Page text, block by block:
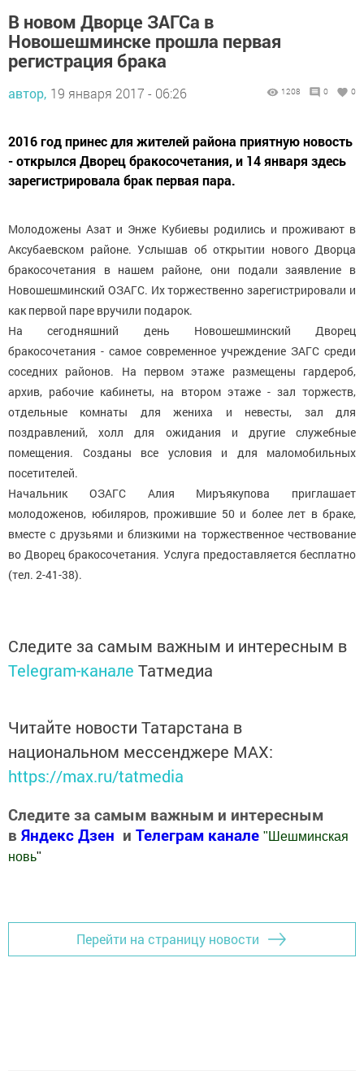
В новом Дворце ЗАГСа в
Новошешминске прошла первая
регистрация брака
автор, 19 января 2017 - 06:26 1208 0 0
2016 год принес для жителей района приятную новость
- открылся Дворец бракосочетания, и 14 января здесь
зарегистрировала брак первая пара.
Молодожены Азат и Энже Кубиевы родились и проживают в
Аксубаевском районе. Услышав об открытии нового Дворца
бракосочетания в нашем районе, они подали заявление в
Новошешминский ОЗАГС. Их торжественно зарегистрировали и
как первой паре вручили подарок.
На сегодняшний день Новошешминский Дворец
бракосочетания - самое современное учреждение ЗАГС среди
соседних районов. На первом этаже размещены гардероб,
архив, рабочие кабинеты, на втором этаже - зал торжеств,
отдельные комнаты для жениха и невесты, зал для
поздравлений, холл для ожидания и другие служебные
помещения. Созданы все условия и для маломобильных
посетителей.
Начальник ОЗАГС Алия Миръякупова приглашает
молодоженов, юбиляров, прожившие 50 и более лет в браке,
вместе с друзьями и близкими на торжественное чествование
во Дворец бракосочетания. Услуга предоставляется бесплатно
(тел. 2-41-38).
Следите за самым важным и интересным в
Telegram-канале Татмедиа
Читайте новости Татарстана в
национальном мессенджере MАХ:
https://max.ru/tatmedia
Следите за самым важным и интересным
в Яндекс Дзен и Телеграм канале " Шешминская
новь"
Перейти на страницу новости